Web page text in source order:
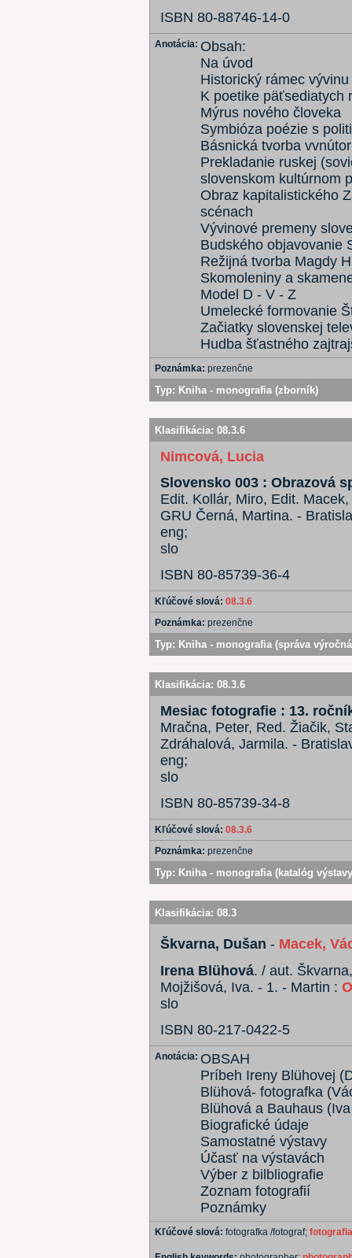
ISBN 80-88746-14-0
Anotácia: Obsah:
Na úvod
Historický rámec
K poetike päťsediatych
Mýrus nového človeka
Symbióza poézie s
Básnická tvorba
Prekladanie ruskej
slovenskom kultúrnom
Obraz kapitalistického
scénach
Vývinové premeny
Budského objavovanie
Režijná tvorba Magdy
Skomoleniny a
Model D - V - Z
Umelecké formovanie
Začiatky slovenskej
Hudba šťastného
Poznámka: prezenčne
Typ: Kniha - monografia (zborník)
Klasifikácia: 08.3.6
Nimcová, Lucia
Slovensko 003 : Obrazová
Edit. Kollár, Miro, Edit.
GRU Černá, Martina. -
eng;
slo
ISBN 80-85739-36-4
Kľúčové slová: 08.3.6
Poznámka: prezenčne
Typ: Kniha - monografia (správa
Klasifikácia: 08.3.6
Mesiac fotografie : 13.
Mračna, Peter, Red. Žiačik,
Zdráhalová, Jarmila. -
eng;
slo
ISBN 80-85739-34-8
Kľúčové slová: 08.3.6
Poznámka: prezenčne
Typ: Kniha - monografia (katalóg
Klasifikácia: 08.3
Škvarna, Dušan - Macek,
Irena Blühová. / aut.
Mojžišová, Iva. - 1. - Martin :
slo
ISBN 80-217-0422-5
Anotácia: OBSAH
Príbeh Ireny Blühovej
Blühová- fotografka
Blühová a Bauhaus
Biografické údaje
Samostatné výstavy
Účasť na výstavách
Výber z bilbliografie
Zoznam fotografií
Poznámky
Kľúčové slová: fotografka /fotograf; fotografia